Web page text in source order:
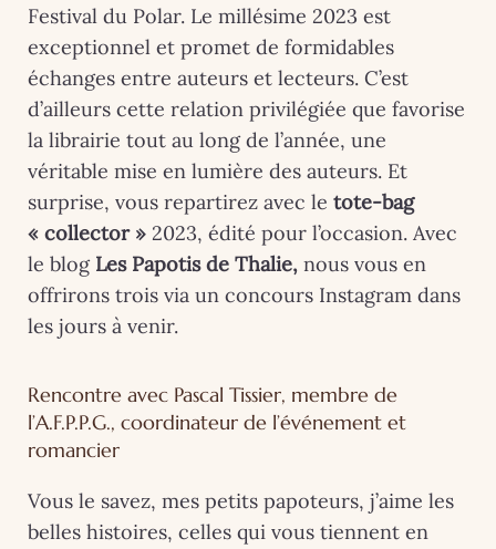
Festival du Polar. Le millésime 2023 est
exceptionnel et promet de formidables
échanges entre auteurs et lecteurs. C’est
d’ailleurs cette relation privilégiée que favorise
la librairie tout au long de l’année, une
véritable mise en lumière des auteurs. Et
surprise, vous repartirez avec le tote-bag
« collector » 2023, édité pour l’occasion. Avec
le blog Les Papotis de Thalie, nous vous en
offrirons trois via un concours Instagram dans
les jours à venir.
Rencontre avec Pascal Tissier, membre de
l’A.F.P.P.G., coordinateur de l’événement et
romancier
Vous le savez, mes petits papoteurs, j’aime les
belles histoires, celles qui vous tiennent en